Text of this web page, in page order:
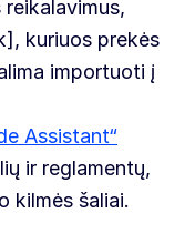
kuriuos prekės
importuoti į
Assistant“
ir reglamentų,
kilmės šaliai.